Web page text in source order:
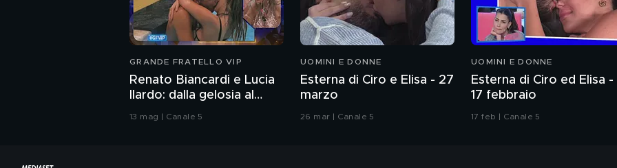
GRANDE FRATELLO VIP
Renato Biancardi e Lucia
Ilardo: dalla gelosia al
13 mag | Canale 5
UOMINI E DONNE
Esterna di Ciro e Elisa - 27
marzo
26 mar | Canale 5
UOMINI E DONNE
Esterna di Ciro ed Elisa -
17 febbraio
17 feb | Canale 5